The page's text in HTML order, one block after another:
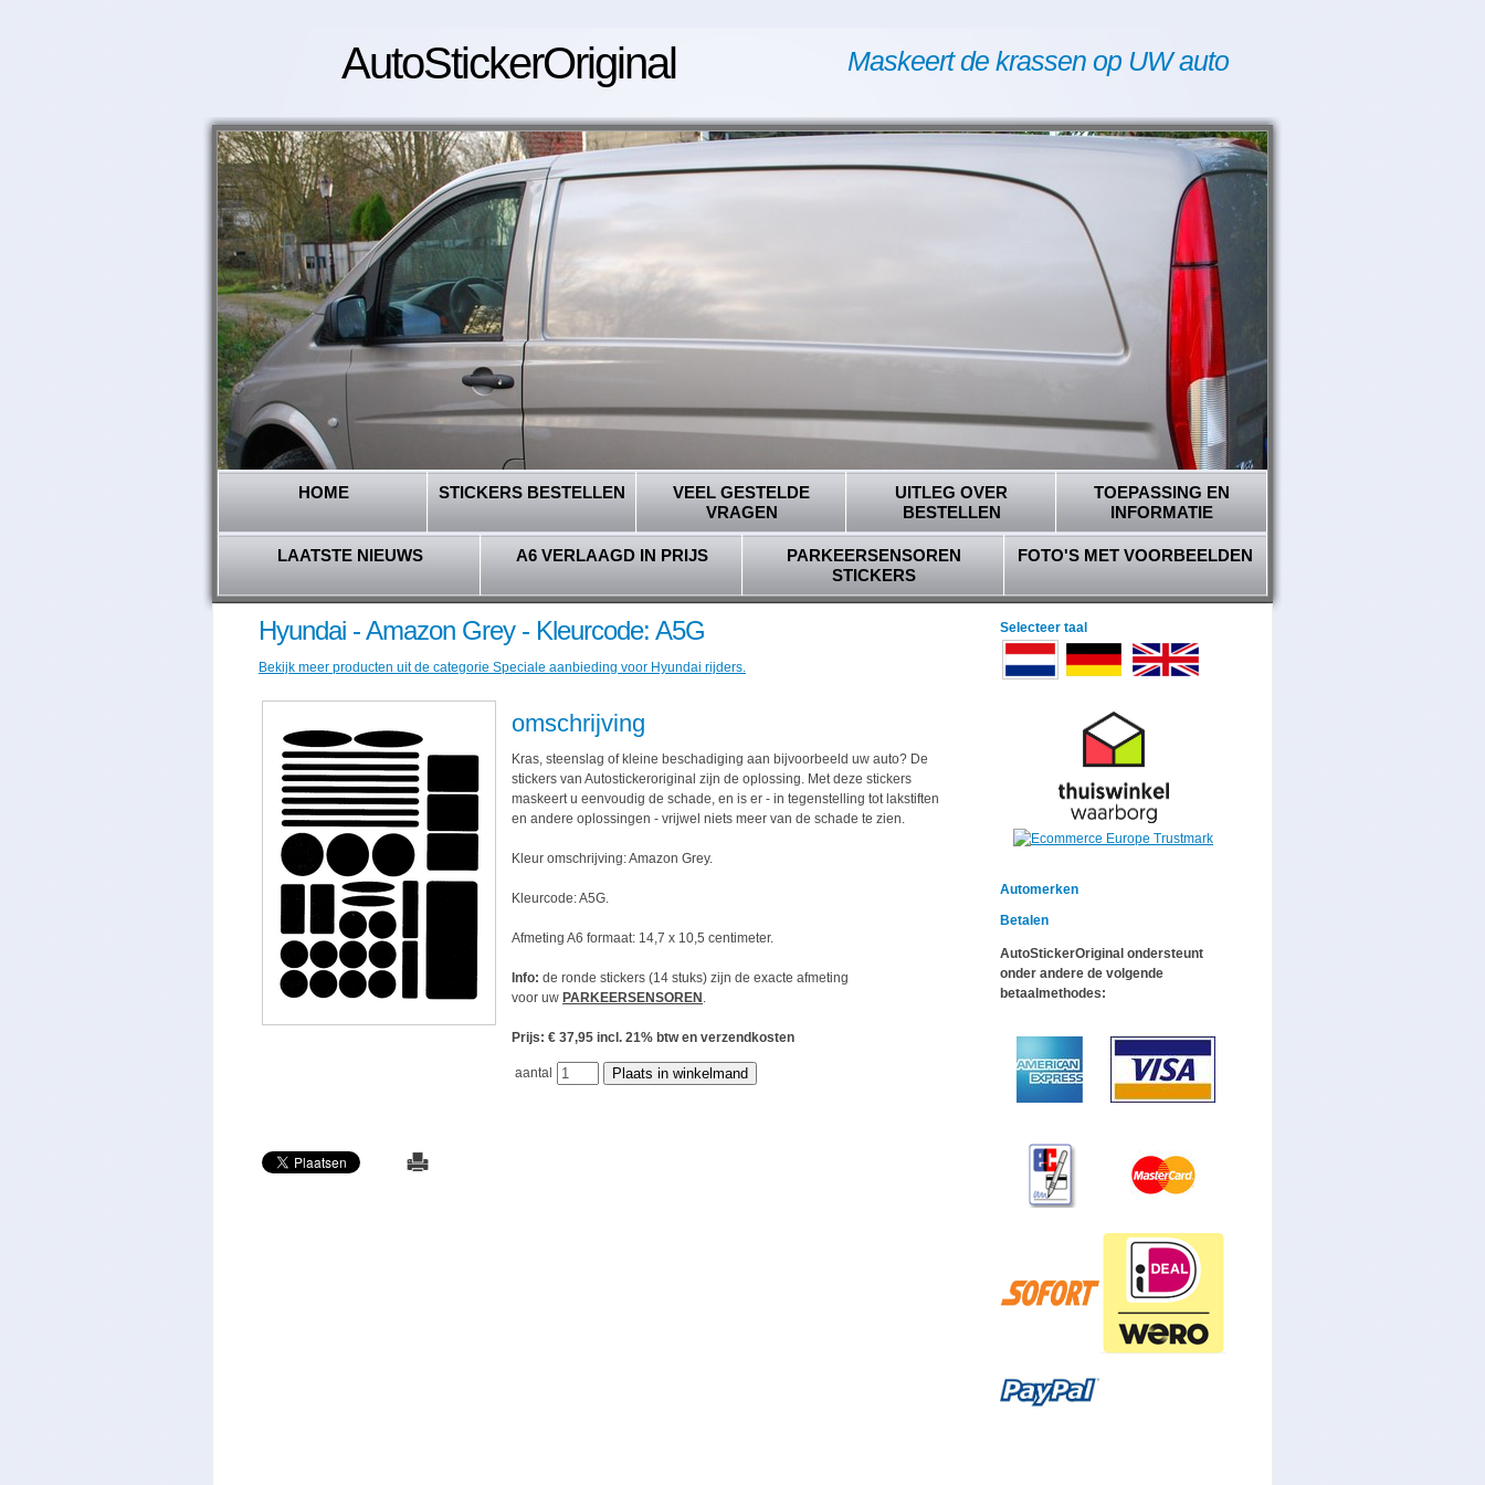
AutoStickerOriginal Maskeert de krassen op UW auto
HOME STICKERS BESTELLEN
VEEL GESTELDE
VRAGEN
UITLEG OVER
BESTELLEN
TOEPASSING EN
INFORMATIE
LAATSTE NIEUWS A6 VERLAAGD IN PRIJS
PARKEERSENSOREN
STICKERS
FOTO'S MET VOORBEELDEN
Hyundai - Amazon Grey - Kleurcode: A5G
Bekijk meer producten uit de categorie Speciale aanbieding voor Hyundai rijders.
omschrijving
Kras, steenslag of kleine beschadiging aan bijvoorbeeld uw auto? De
stickers van Autostickeroriginal zijn de oplossing. Met deze stickers
maskeert u eenvoudig de schade, en is er - in tegenstelling tot lakstiften
en andere oplossingen - vrijwel niets meer van de schade te zien.
Kleur omschrijving: Amazon Grey.
Kleurcode: A5G.
Afmeting A6 formaat: 14,7 x 10,5 centimeter.
Info: de ronde stickers (14 stuks) zijn de exacte afmeting
voor uw PARKEERSENSOREN .
Prijs: € 37,95 incl. 21% btw en verzendkosten
aantal
Selecteer taal
Automerken
Betalen
AutoStickerOriginal ondersteunt
onder andere de volgende
betaalmethodes: